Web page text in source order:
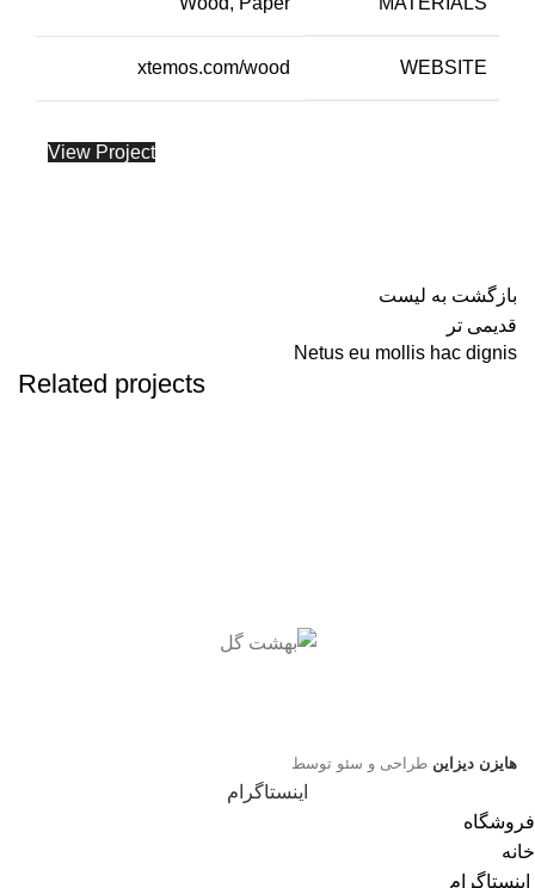
WEBSITE
xtemos.com/wood
View Project
بازگشت به لیست
قدیمی تر
Netus eu mollis hac dignis
Related projects
هایزن دیزاین طراحی و سئو توسط
اینستاگرام
فروشگاه
خانه
اینستاگرام